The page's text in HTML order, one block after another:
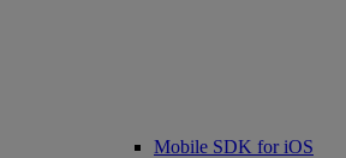
Mobile SDK for iOS